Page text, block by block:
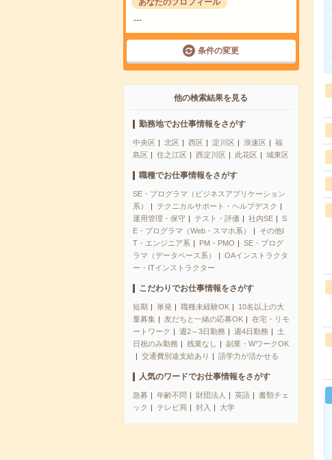
あなたのプロフィール
---
条件の変更
他の検索結果を見る
勤務地でお仕事情報をさがす
中央区 北区 西区 淀川区 浪速区
福
島区
住之江区 西淀川区 此花区 城東区
職種でお仕事情報をさがす
SE・プログラマ（ビジネスアプリケーション
系）
テクニカルサポート・ヘルプデスク
運用管理・保守
テスト・評価 社内SE
S
E・プログラマ（Web・スマホ系）
その他I
T・エンジニア系
PM・PMO
SE・プログ
ラマ（データベース系）
OAインストラクタ
ー・ITインストラクター
こだわりでお仕事情報をさがす
短期 単発 職種未経験OK
10名以上の大
量募集
友だちと一緒の応募OK
在宅・リモ
ートワーク
週2～3日勤務 週4日勤務
土
日祝のみ勤務
残業なし
副業・WワークOK
交通費別途支給あり
語学力が活かせる
人気のワードでお仕事情報をさがす
急募 年齢不問 財団法人 英語
書類チェ
ック
テレビ局 封入 大学